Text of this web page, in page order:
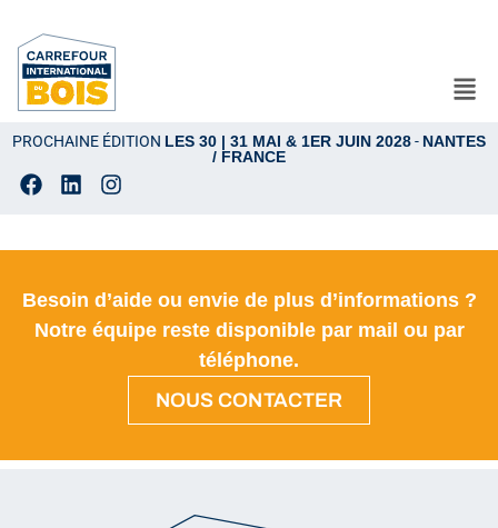
PROCHAINE ÉDITION LES 30 | 31 MAI & 1ER JUIN 2028- NANTES
/ FRANCE
Besoin d’aide ou envie de plus d’informations ?
Notre équipe reste disponible par mail ou par
téléphone.
NOUS CONTACTER